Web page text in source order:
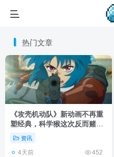
热门文章
《攻壳机动队》新动画不再重
塑经典，科学猴这次反而赌对
了！资讯
4天前 452